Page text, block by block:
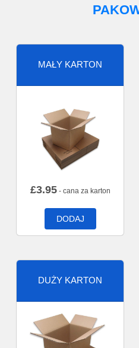
MAŁY KARTON
£3.95- cana za karton
DODAJ
DUŻY KARTON